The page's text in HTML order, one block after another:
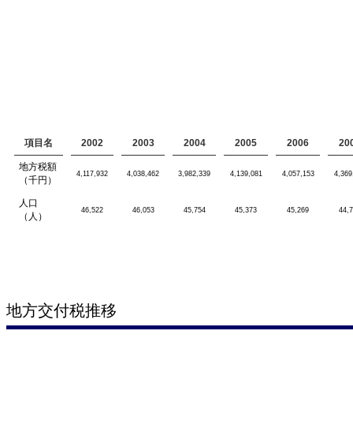
項目名 2002 2003 2004 2005 2006
地方税額
（千円）
4,117,932 4,038,462 3,982,339 4,139,081 4,057,153
人口
（人）
46,522 46,053 45,754 45,373 45,269
地方交付税推移